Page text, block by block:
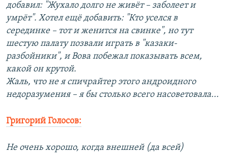
добавил: "Жухало долго не живёт – заболеет и
умрёт". Хотел ещё добавить: "Кто уселся в
серединке – тот и женится на свинке", но тут
шестую палату позвали играть в "казаки-
разбойники", и Вова побежал показывать всем,
какой он крутой.
Жаль, что не я спичрайтер этого андроидного
недоразумения – я бы столько всего насоветовала...
Григорий Голосов:
Не очень хорошо, когда внешней (да всей)